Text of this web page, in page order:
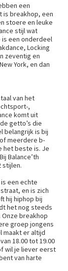
een
is breakhop, een
stoere en leuke
stijl wat
is een onderdeel
Locking
zeventig en
York, en dan
van het
,
komt uit
getto’s die
belangrijk is bij
meerdere b-
het beste is. Je
Balance’th
stijlen.
een echte
en is zich
hij hiphop bij
het nog steeds
breakhop
groep jongens
maakt er altijd
18.00 tot 19.00
wil je liever eerst
van harte